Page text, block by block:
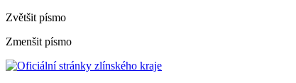
Zvětšit písmo
Zmenšit písmo